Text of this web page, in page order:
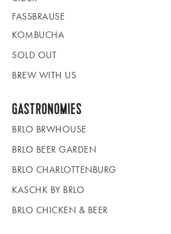
FASSBRAUSE
KOMBUCHA
SOLD OUT
BREW WITH US
GASTRONOMIES
BRLO BRWHOUSE
BRLO BEER GARDEN
BRLO CHARLOTTENBURG
KASCHK BY BRLO
BRLO CHICKEN & BEER